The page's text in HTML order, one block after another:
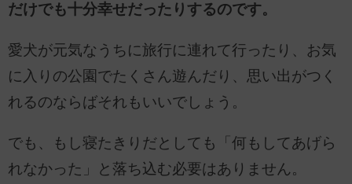
だけでも十分幸せだったりするのです。
愛犬が元気なうちに旅行に連れて行ったり、お気
に入りの公園でたくさん遊んだり、思い出がつく
れるのならばそれもいいでしょう。
でも、もし寝たきりだとしても「何もしてあげら
れなかった」と落ち込む必要はありません。